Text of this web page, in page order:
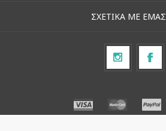
ΣΧΕΤΙΚΆ ΜΕ ΕΜΆΣ